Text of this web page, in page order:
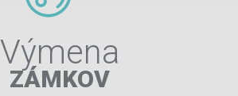
Výmena
ZÁMKOV